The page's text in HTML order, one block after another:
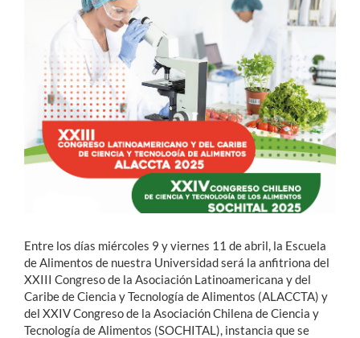
Académicos
Alumni
English
Entre los días miércoles 9 y viernes 11 de abril, la Escuela
de Alimentos de nuestra Universidad será la anfitriona del
XXIII Congreso de la Asociación Latinoamericana y del
Caribe de Ciencia y Tecnología de Alimentos (ALACCTA) y
del XXIV Congreso de la Asociación Chilena de Ciencia y
Tecnología de Alimentos (SOCHITAL), instancia que se